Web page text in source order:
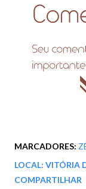
MARCADORES:
LOCAL: VITÓRIA
COMPARTILHAR